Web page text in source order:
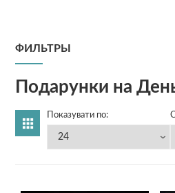
ФИЛЬТРЫ
Подарунки на
Показувати по: